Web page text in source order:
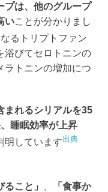
プは、他のグループ
いことが分かりまし
るトリプトファン
浴びてセロトニンの
ラトニンの増加につ
まれるシリアルを35
睡眠効率が上昇
明しています出典
ること」
「食事か